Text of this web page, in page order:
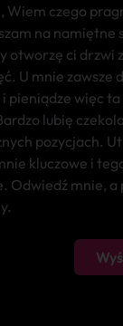
Wiem czego
na namiętne
otworzę ci drzwi
U mnie zawsze
i pieniądze więc
lubię
pozycjach.
kluczowe i
Odwiedź mnie, a